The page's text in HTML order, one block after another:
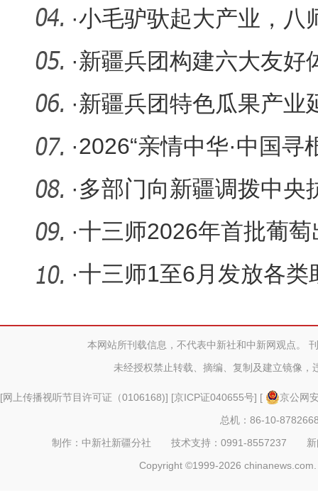
项兵团级
·小毛驴驮起大产业，八
养殖跑出
·新疆兵团构建六大友好
社区建设
·新疆兵团特色瓜果产业
·2026“亲情中华·中国寻
团营
·多部门向新疆调拨中央
旱减灾工
·十三师2026年首批葡
·十三师1至6月发放各
本网站所刊载信息，不代表中新社和中新网观点。
未经授权禁止转载、摘编、复制及建立镜像，
[网上传播视听节目许可证（0106168)] [京ICP证040655号] [
京公网
总机：86-10-
制作：中新社新疆分社 技术支持：0991-8557237
Copyright ©1999-2026